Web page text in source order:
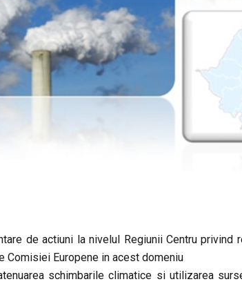
de actiuni la nivelul Regiunii Centru
Comisiei Europene in acest domeniu
schimbarile climatice si utilizarea